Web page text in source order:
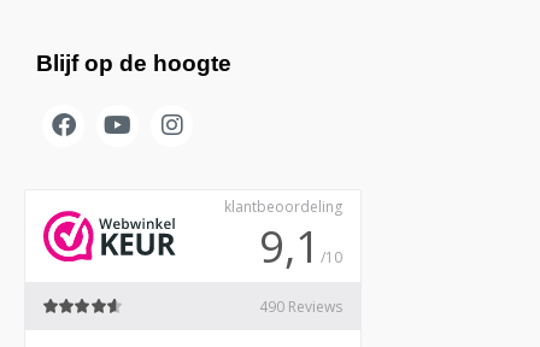
Blijf op de hoogte